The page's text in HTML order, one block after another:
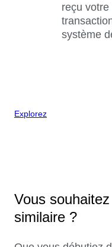
reçu votre
système
Explorez
Vous
similaire ?